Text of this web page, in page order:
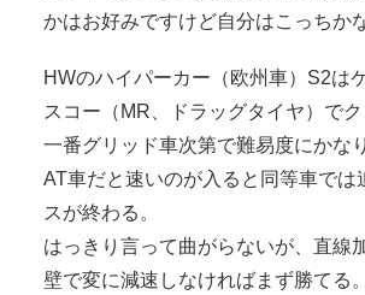
かはお好みですけど自分はこっちかな
HWのハイパーカー（欧州車）S2は
スコー（MR、ドラッグタイヤ）でク
一番グリッド車次第で難易度にかな
AT車だと速いのが入ると同等車では
スが終わる。
はっきり言って曲がらないが、直線
壁で変に減速しなければまず勝てる。